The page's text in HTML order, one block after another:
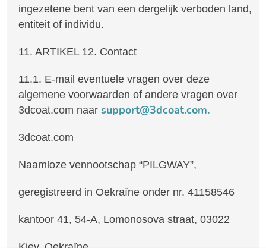
ingezetene bent van een dergelijk verboden land,
entiteit of individu.
11. ARTIKEL 12. Contact
11.1. E-mail eventuele vragen over deze
algemene voorwaarden of andere vragen over
3dcoat.com naarsupport@3dcoat.com.
3dcoat.com
Naamloze vennootschap “PILGWAY”,
geregistreerd in Oekraïne onder nr. 41158546
kantoor 41, 54-A, Lomonosova straat, 03022